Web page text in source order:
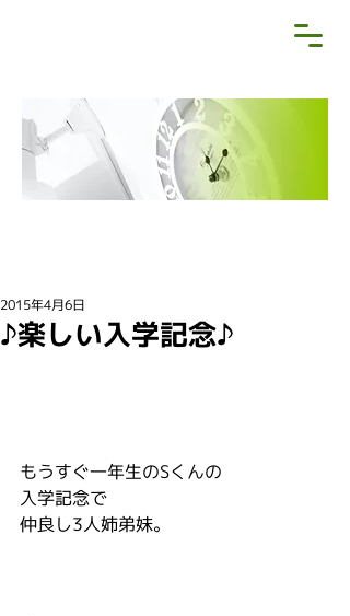
♪楽しい入学記念♪
2015年4月6日
もうすぐ一年生のSくんの
入学記念で
仲良し3人姉弟妹。